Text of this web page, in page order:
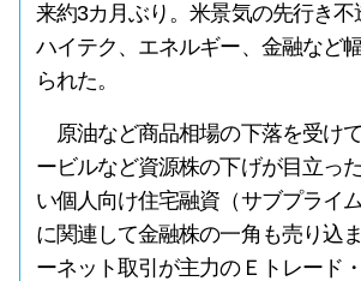
来約3カ月ぶり。米景気の先行き不
ハイテク、エネルギー、金融など
られた。
原油など商品相場の下落を受け
ービルなど資源株の下げが目立っ
い個人向け住宅融資（サブプライ
に関連して金融株の一角も売り込
ーネット取引が主力のＥトレード